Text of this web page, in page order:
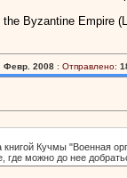
Byzantine Empire
Февр. 2008: Отправлено:
Кучмы "Военная
где можно до нее